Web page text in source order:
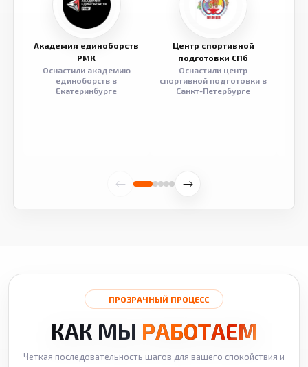
Академия единоборств
РМК
Оснастили академию
единоборств в
Екатеринбурге
Центр спортивной
подготовки СПб
Оснастили центр
спортивной подготовки в
Санкт-Петербурге
ПРОЗРАЧНЫЙ ПРОЦЕСС
КАК МЫ РАБОТАЕМ
Четкая последовательность шагов для вашего спокойствия и